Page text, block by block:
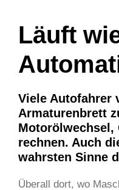
Läuft
Viele Autofahrer
Armaturenbrett
Motorölwechsel,
rechnen. Auch
wahrsten Sinne
Überall dort, wo